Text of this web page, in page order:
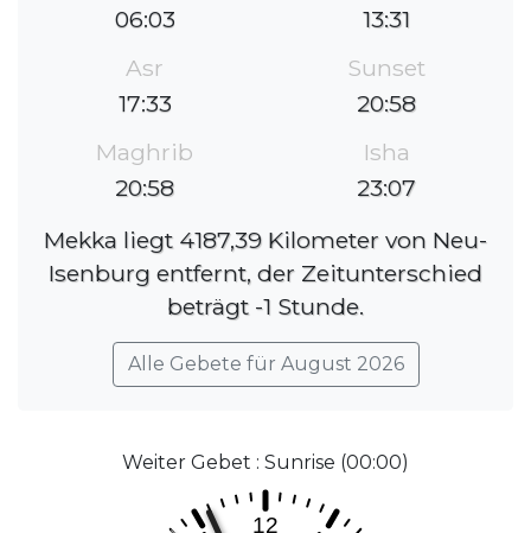
06:03
13:31
Asr
17:33
Sunset
20:58
Maghrib
20:58
Isha
23:07
Mekka liegt 4187,39 Kilometer von Neu-
Isenburg entfernt, der Zeitunterschied
beträgt -1 Stunde.
Alle Gebete für August 2026
Weiter Gebet : Sunrise (00:00)